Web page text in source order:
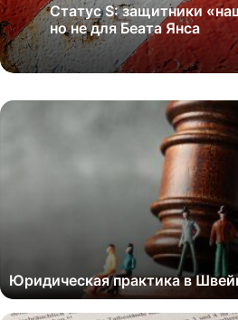
Статус S: защитники
но не для Беата Янса
Юридическая практика в